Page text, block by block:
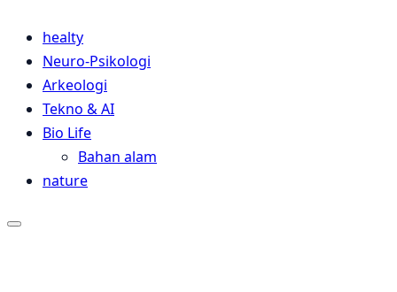
healty
Neuro-Psikologi
Arkeologi
Tekno & AI
Bio Life
Bahan alam
nature
Close